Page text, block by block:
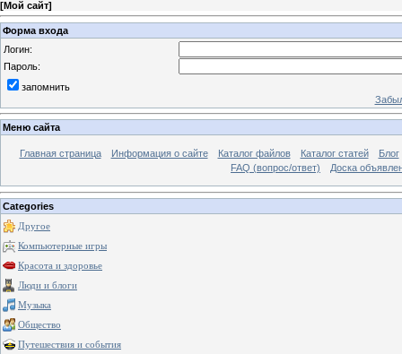
[Мой сайт]
Форма входа
Логин:
Пароль:
запомнить
Меню сайта
Главная страница Информация о сайте Каталог файлов Каталог статей
Блог
FAQ (вопрос/ответ)
Доска
Categories
Другое
Компьютерные игры
Красота и здоровье
Люди и блоги
Музыка
Общество
Путешествия и события